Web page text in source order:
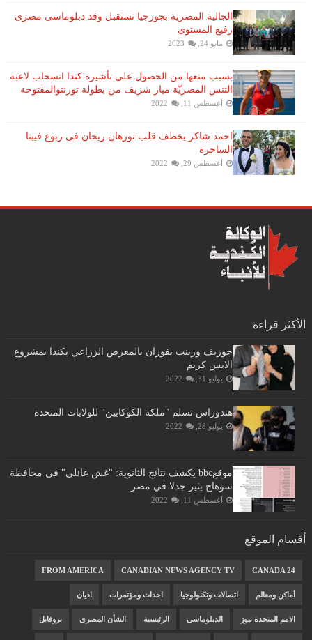
الجالية المصرية بجورجيا تستقبل وفد دبلوماسى مصرى
رفيع المستوى
مايو 24, 2023
بسبب منعها من الحصول على تأشيرة كندا انسحاب لاعبة ​
التنس​ المصريّة ​ميار شريف​ من بطولة ​تورنتو​المفتوحة
أغسطس 11, 2022
احمد شاكر يخطف قلب نورهان ريحان فى ربوع فيينا
الساحرة
أغسطس 29, 2022
الأكثر قراءة
جوزيف وزينب يفوزان بالمعرض الزراعي بكندا بمشروع
الايس كريم
يوليو 31, 2022
هندوراس تسلم "ملكة الكوكايين" للولايات المتحدة
يوليو 28, 2022
موقعbbc يكشف نتائج الثانوية: "غش عائلي" فى محافظة
سوهاج يثير جدلا في مصر
أغسطس 11, 2022
أقسام الموقع
CANADA 24
CANADIAN NEWS AGENCY TV
FROM AMERICA
أماكن ومعالم اتصالات وتكنولوجيا احداث ومؤتمرات اديان
الامم المتحدة نيوز الدبلوماسى الرئيسية الشأن المصرى بروفايل